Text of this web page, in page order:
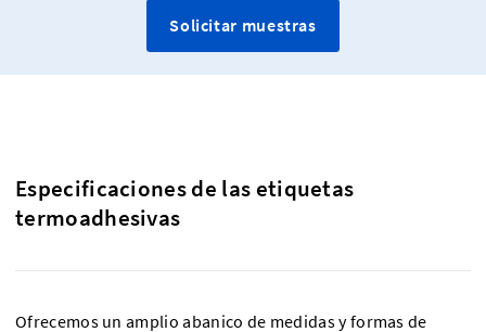
Solicitar muestras
Especificaciones de las etiquetas
termoadhesivas
Ofrecemos un amplio abanico de medidas y formas de